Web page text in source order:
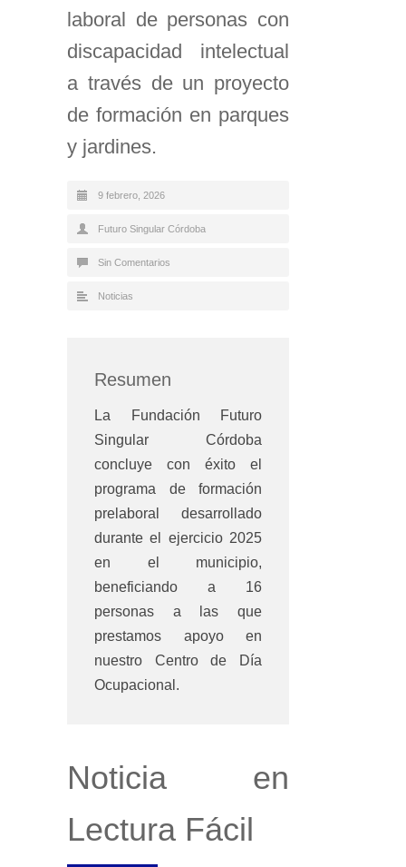
laboral de personas con
discapacidad intelectual
a través de un proyecto
de formación en parques
y jardines.
9 febrero, 2026
Futuro Singular Córdoba
Sin Comentarios
Noticias
Resumen
La Fundación Futuro
Singular Córdoba
concluye con éxito el
programa de formación
prelaboral desarrollado
durante el ejercicio 2025
en el municipio,
beneficiando a 16
personas a las que
prestamos apoyo en
nuestro Centro de Día
Ocupacional.
Noticia en
Lectura Fácil